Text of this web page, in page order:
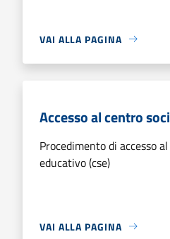
VAI ALLA PAGINA
Accesso al centro
Procedimento di accesso
educativo (cse)
VAI ALLA PAGINA